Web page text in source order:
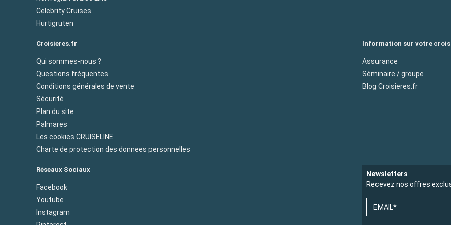
Celebrity Cruises
Hurtigruten
Croisieres.fr
Qui sommes-nous ?
Questions fréquentes
Conditions générales de vente
Sécurité
Plan du site
Palmares
Les cookies CRUISELINE
Charte de protection des donnees personnelles
Information sur votre
Assurance
Séminaire / groupe
Blog Croisieres.fr
Réseaux Sociaux
Facebook
Youtube
Instagram
Newsletters
Recevez nos offres
EMAIL*